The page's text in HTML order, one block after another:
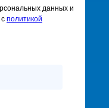
данных и
политикой